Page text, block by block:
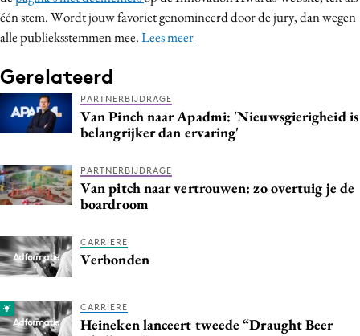
één stem. Wordt jouw favoriet genomineerd door de jury, dan wegen
alle publieksstemmen mee.Lees meer
Gerelateerd
PARTNERBIJDRAGE
Van Pinch naar Apadmi: 'Nieuwsgierigheid is
belangrijker dan ervaring'
PARTNERBIJDRAGE
Van pitch naar vertrouwen: zo overtuig je de
boardroom
CARRIERE
Verbonden
CARRIERE
Heineken lanceert tweede “Draught Beer